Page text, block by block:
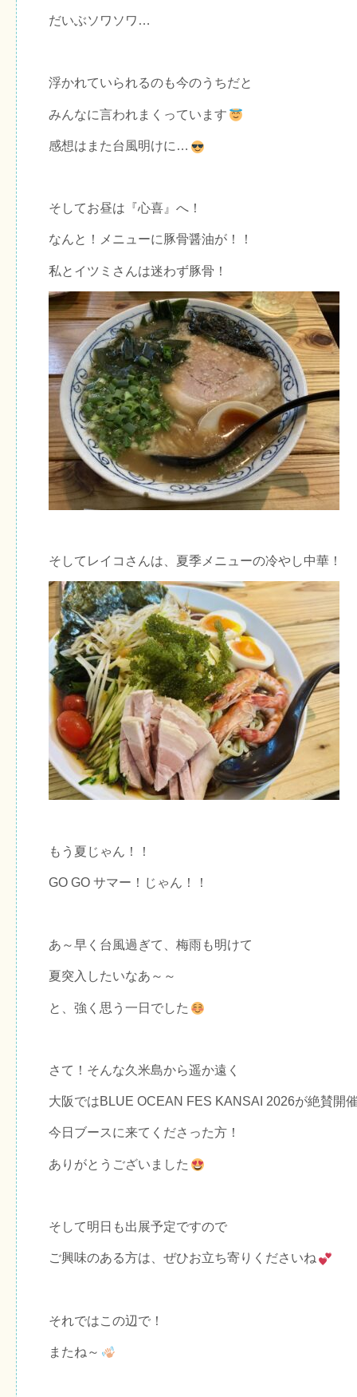
だいぶソワソワ…
浮かれていられるのも今のうちだと
みんなに言われまくっています
感想はまた台風明けに…
そしてお昼は『心喜』へ！
なんと！メニューに豚骨醤油が！！
私とイツミさんは迷わず豚骨！
そしてレイコさんは、夏季メニューの冷やし中華！
もう夏じゃん！！
GO GO サマー！じゃん！！
あ～早く台風過ぎて、梅雨も明けて
夏突入したいなあ～～
と、強く思う一日でした
さて！そんな久米島から遥か遠く
大阪ではBLUE OCEAN FES KANSAI 2026が絶賛開
今日ブースに来てくださった方！
ありがとうございました
そして明日も出展予定ですので
ご興味のある方は、ぜひお立ち寄りくださいね
それではこの辺で！
またね～